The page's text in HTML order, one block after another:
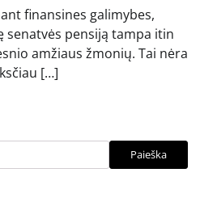
finansines galimybes,
senatvės pensiją tampa itin
amžiaus žmonių. Tai nėra
[…]
Paieška